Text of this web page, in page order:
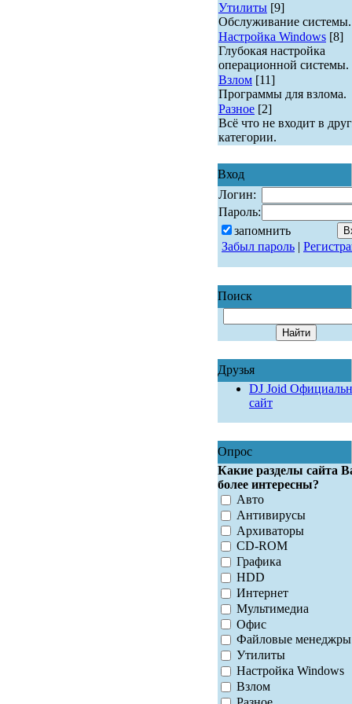
Утилиты [9]
Обслуживание системы.
Настройка Windows [8]
Глубокая настройка
операционной системы.
Взлом [11]
Программы для взлома.
Разное [2]
Всё что не входит в
категории.
Вход
Логин:
Пароль:
запомнить
Забыл пароль|
Поиск
Друзья
DJ Joid
сайт
Опрос
Какие разделы сайта
более интересны?
Авто
Антивирусы
Архиваторы
CD-ROM
Графика
HDD
Интернет
Мультимедиа
Офис
Файловые менеджры
Утилиты
Настройка Windows
Взлом